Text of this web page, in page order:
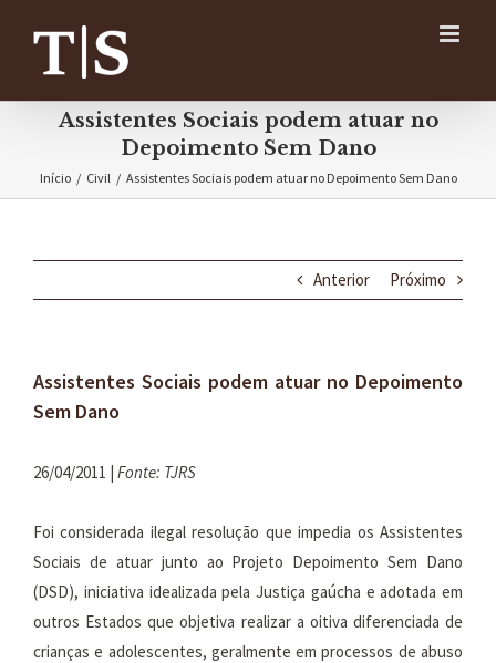
conteúdo
Assistentes Sociais podem atuar no
Depoimento Sem Dano
Início / Civil / Assistentes Sociais podem atuar no Depoimento Sem Dano
Anterior Próximo
Assistentes Sociais podem atuar no Depoimento
Sem Dano
26/04/2011 | Fonte: TJRS
Foi considerada ilegal resolução que impedia os Assistentes
Sociais de atuar junto ao Projeto Depoimento Sem Dano
(DSD), iniciativa idealizada pela Justiça gaúcha e adotada em
outros Estados que objetiva realizar a oitiva diferenciada de
crianças e adolescentes, geralmente em processos de abuso